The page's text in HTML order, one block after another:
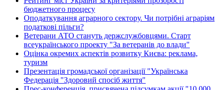
бюджетного процесу
Оподаткування аграрного сектору. Чи потрібні аграріям
податкові пільги?
Ветерани АТО стануть держслужбовцями. Старт
всеукраїнського проекту "За ветеранів до влади"
Оцінка окремих аспектів розвитку Києва: реклама,
туризм
Презентація громадської організації "Українська
Федерація "Здоровий спосіб життя"